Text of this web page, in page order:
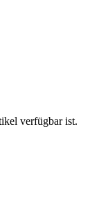
verfügbar ist.